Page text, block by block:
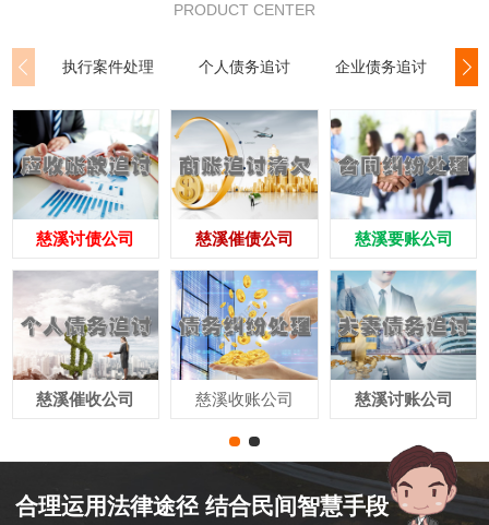
PRODUCT CENTER
执行案件处理 个人债务追讨 企业债务追讨
慈溪讨债公司
慈溪催收公司
慈溪催债公司
慈溪收账公司
慈溪要账公司
慈溪讨账公司
合理运用法律途径 结合民间智慧手段